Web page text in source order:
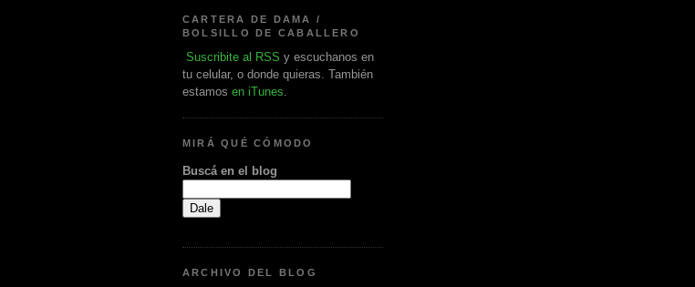
CARTERA DE DAMA /
BOLSILLO DE CABALLERO
Suscribite al RSS y escuchanos en
tu celular, o donde quieras. También
estamos en iTunes
MIRÁ QUÉ CÓMODO
Buscá en el blog
ARCHIVO DEL BLOG